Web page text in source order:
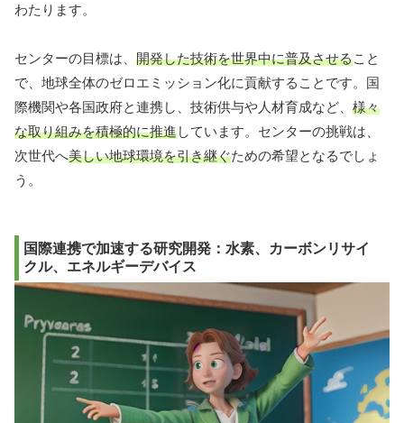
わたります。
センターの目標は、 開発した技術を世界中に普及させること
で、地球全体のゼロエミッション化に貢献することです。国
際機関や各国政府と連携し、技術供与や人材育成など、 様々
な取り組みを積極的に推進しています。センターの挑戦は、
次世代へ美しい地球環境を引き継ぐための希望となるでしょ
う。
国際連携で加速する研究開発：水素、カーボンリサイ
クル、エネルギーデバイス